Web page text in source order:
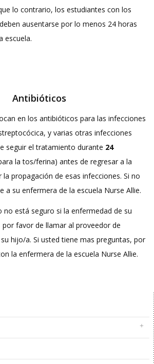
lo contrario, los estudiantes con los
ausentarse por lo menos 24 horas
escuela.
Antibióticos
en los antibióticos para las infecciones
y varias otras infecciones
seguir el tratamiento durante 24
la tos/ferina) antes de regresar a la
la propagación de esas infecciones. Si no
a su enfermera de la escuela Nurse Allie.
no está seguro si la enfermedad de su
favor de llamar al proveedor de
hijo/a. Si usted tiene mas preguntas, por
la enfermera de la escuela Nurse Allie.